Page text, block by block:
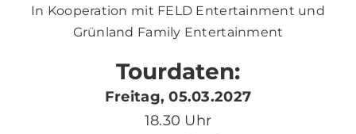
In Kooperation mit FELD Entertainment und
Grünland Family Entertainment
Tourdaten:
Freitag, 05.03.2027
18.30 Uhr